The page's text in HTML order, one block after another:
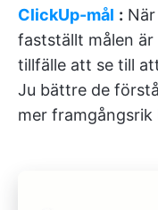
ClickUp-mål :
fastställt målen
tillfälle att se till
Ju bättre de
mer